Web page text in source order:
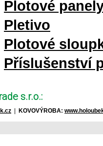
Plotové
Pletivo
Plotové
Příslušenství
s.r.o.:
KOVOVÝROBA: